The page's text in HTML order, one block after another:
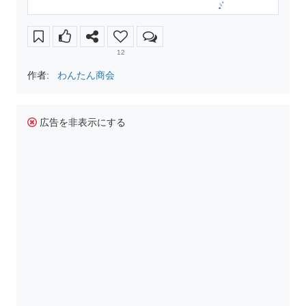
12
作者: わんたん商会
広告を非表示にする